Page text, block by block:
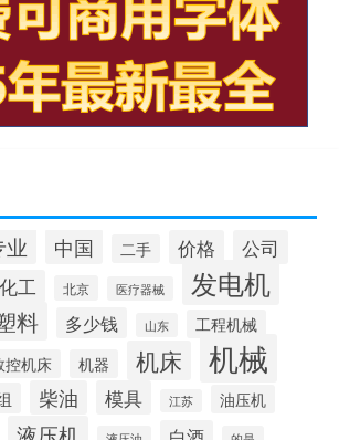
业 中国 二手 价格 公司
化工 北京 医疗器械 发电机
料 多少钱 山东 工程机械
控机床 机器 机床 机械
柴油 模具 江苏
油压机